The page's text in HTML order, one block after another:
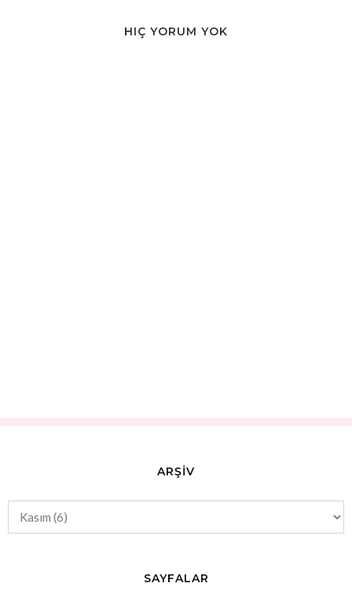
HIÇ YORUM YOK
ARŞİV
SAYFALAR